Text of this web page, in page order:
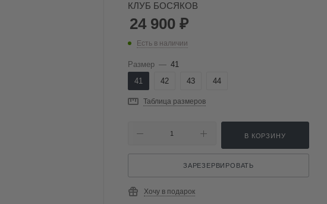
КЛУБ БОСЯКОВ
24 900 ₽
Есть в наличии
Размер — 41
41
42 43 44
Таблица размеров
В КОРЗИНУ
ЗАРЕЗЕРВИРОВАТЬ
Хочу в подарок